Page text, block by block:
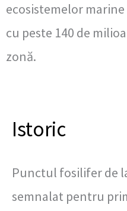
ecosistemelor
cu peste 140 de
zonă.
Istoric
Punctul fosilifer de
semnalat pentru